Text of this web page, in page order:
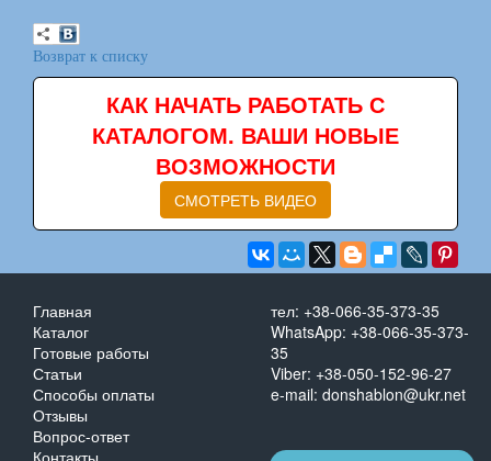
Возврат к списку
КАК НАЧАТЬ РАБОТАТЬ С
КАТАЛОГОМ. ВАШИ НОВЫЕ
ВОЗМОЖНОСТИ
СМОТРЕТЬ ВИДЕО
Главная
Каталог
Готовые работы
Статьи
Способы оплаты
Отзывы
Вопрос-ответ
тел: +38-066-35-373-35
WhatsApp: +38-066-35-373-
35
Viber: +38-050-152-96-27
e-mail: donshablon@ukr.net